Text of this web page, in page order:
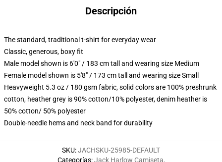
Descripción
The standard, traditional t-shirt for everyday wear
Classic, generous, boxy fit
Male model shown is 6'0" / 183 cm tall and wearing size Medium
Female model shown is 5'8" / 173 cm tall and wearing size Small
Heavyweight 5.3 oz / 180 gsm fabric, solid colors are 100% preshrunk
cotton, heather grey is 90% cotton/10% polyester, denim heather is
50% cotton/ 50% polyester
Double-needle hems and neck band for durability
SKU:JACHSKU-25985-DEFAULT
Categorías:Jack Harlow Camiseta,